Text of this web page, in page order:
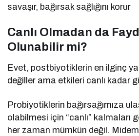
savaşır, bağırsak sağlığını korur
Canlı Olmadan da
Olunabilir mi?
Evet, postbiyotiklerin en ilginç
değiller ama etkileri canlı kadar
Probiyotiklerin bağırsağımıza
olabilmesi için “canlı” kalmaları
her zaman mümkün değil.